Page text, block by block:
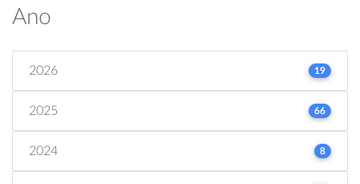
Ano
2026 19
2025 66
2024 8